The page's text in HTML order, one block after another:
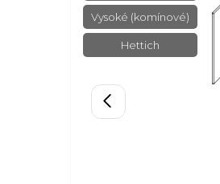
Vysoké (komínové)
Hettich